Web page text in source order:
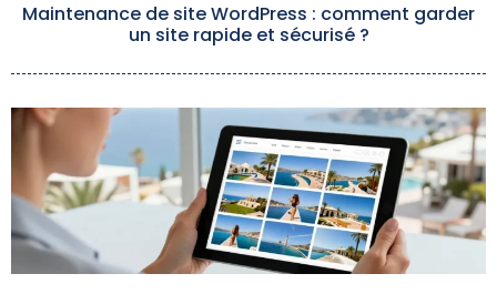
Maintenance de site WordPress : comment garder
un site rapide et sécurisé ?